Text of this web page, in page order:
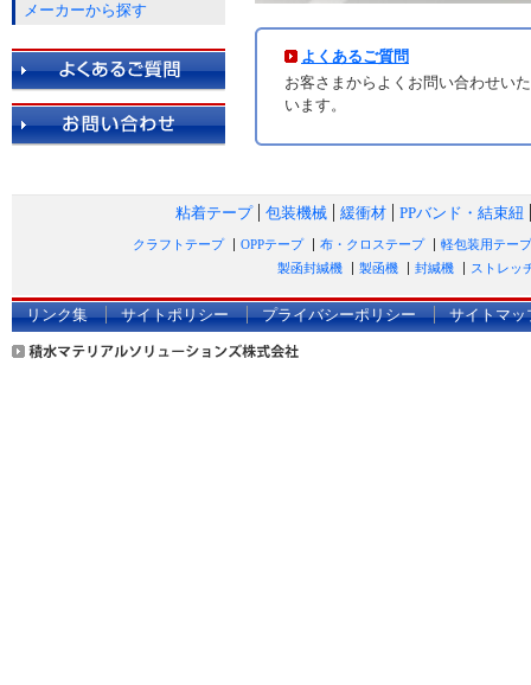
よくあるご質問
お客さまからよくお問い合わせい
います。
メーカーから探す
粘着テープ 包装機械 緩衝材 PPバンド・結束紐
クラフトテープ OPPテープ 布・クロステープ
軽包装用テープ
製函封緘機
製函機 封緘機 ストレッ
リンク集 サイトポリシー プライバシーポリシー サイトマッ